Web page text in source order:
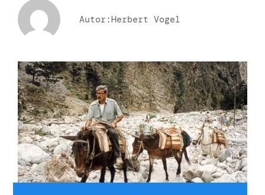
Suche
nach:
Mein
Autor:Herbert Vogel